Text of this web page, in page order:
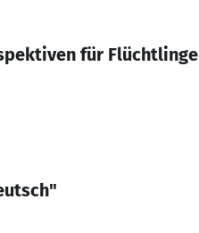
für Flüchtlinge